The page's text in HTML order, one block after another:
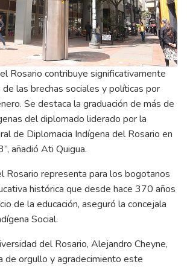
Rosario contribuye significativamente
de las brechas sociales y políticas por
Se destaca la graduación de más de
del diplomado liderado por la
de Diplomacia Indígena del Rosario en
añadió Ati Quigua.
Rosario representa para los bogotanos
histórica que desde hace 370 años
de la educación, aseguró la concejala
Social.
del Rosario, Alejandro Cheyne,
de orgullo y agradecimiento este